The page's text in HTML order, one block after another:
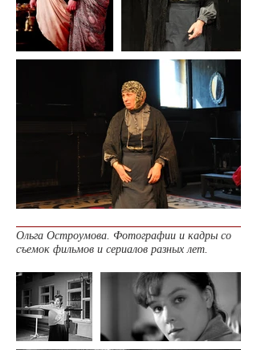
Ольга Остроумова. Фотографии и кадры со
съемок фильмов и сериалов разных лет.